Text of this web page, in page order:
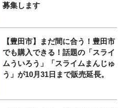
募集します
【豊田市】まだ間に合う！豊田市
でも購入できる！話題の「スライ
ムういろう」「スライムまんじゅ
う」が10月31日まで販売延長。